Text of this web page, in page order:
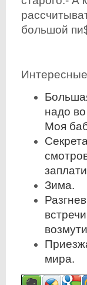
большой
надо
Моя
Зима.
мира.